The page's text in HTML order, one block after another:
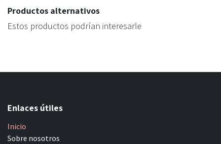
Productos alternativos
Estos productos podrían interesarle
Enlaces útiles
Inicio
Sobre nosotros